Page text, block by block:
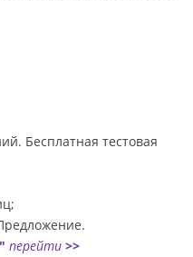
Бесплатная тестовая
перейти >>